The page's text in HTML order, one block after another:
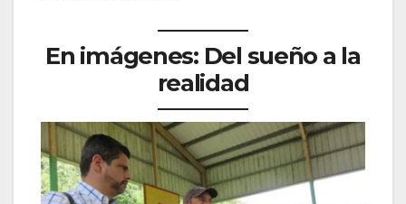
En imágenes: Del sueño a la
realidad